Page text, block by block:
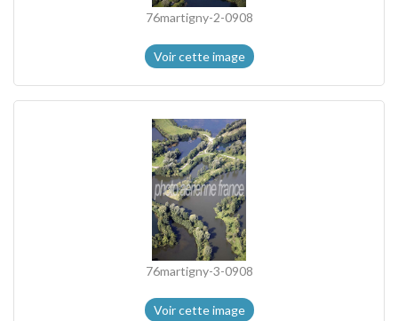
76martigny-2-0908
Voir cette image
76martigny-3-0908
Voir cette image